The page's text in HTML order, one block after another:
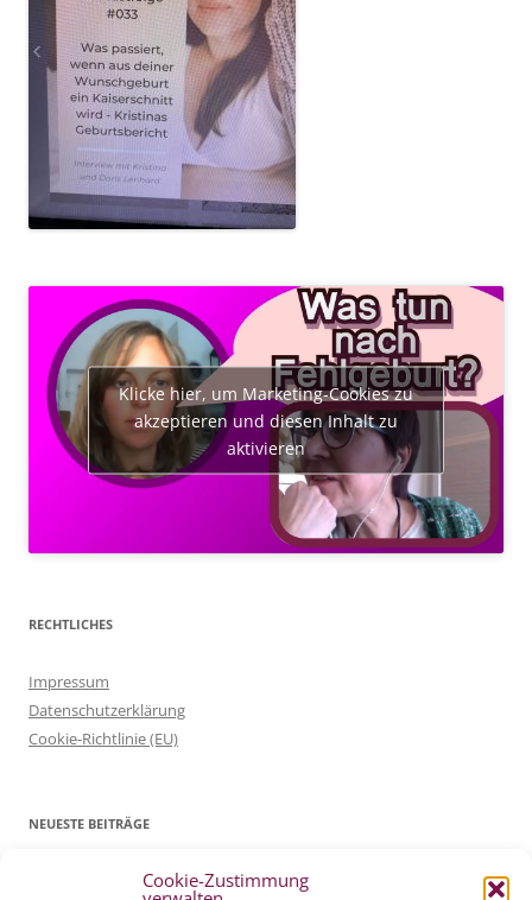
Cookie-Zustimmung
Klicke hier, um Marketing-Cookies zu
akzeptieren und diesen Inhalt zu
aktivieren
RECHTLICHES
Impressum
Datenschutzerklärung
Cookie-Richtlinie (EU)
NEUESTE BEITRÄGE
Patientenverfügung Geburt vertreten in WELTWOCHE DER GEBURT